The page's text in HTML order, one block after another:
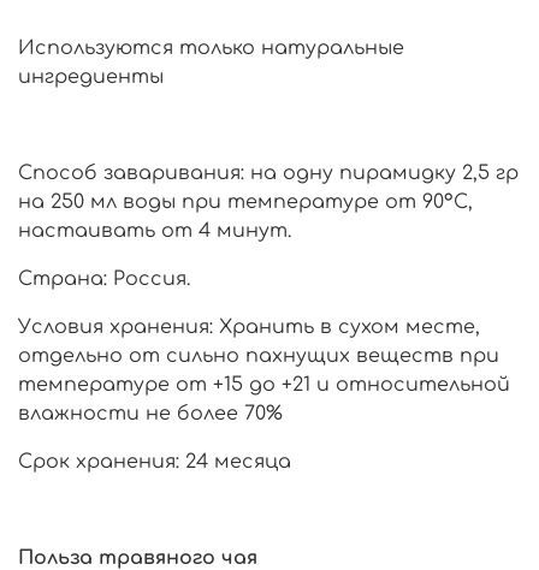
Используются только натуральные
ингредиенты
Способ заваривания: на одну пирамидку 2,5 гр
на 250 мл воды при температуре от 90°С,
настаивать от 4 минут.
Страна: Россия.
Условия хранения: Хранить в сухом месте,
отдельно от сильно пахнущих веществ при
температуре от +15 до +21 и относительной
влажности не более 70%
Срок хранения: 24 месяца
Польза травяного чая